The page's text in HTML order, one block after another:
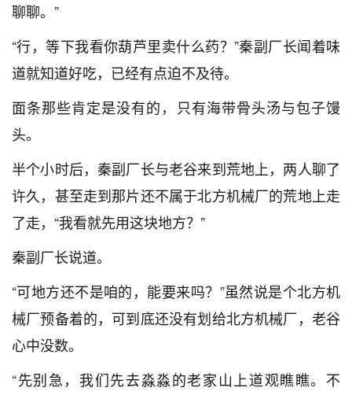
聊聊。”
“行，等下我看你葫芦里卖什么药？”秦副厂长闻着味
道就知道好吃，已经有点迫不及待。
面条那些肯定是没有的，只有海带骨头汤与包子馒
头。
半个小时后，秦副厂长与老谷来到荒地上，两人聊了
许久，甚至走到那片还不属于北方机械厂的荒地上走
了走，“我看就先用这块地方？”
秦副厂长说道。
“可地方还不是咱的，能要来吗？”虽然说是个北方机
械厂预备着的，可到底还没有划给北方机械厂，老谷
心中没数。
“先别急，我们先去淼淼的老家山上道观瞧瞧。不